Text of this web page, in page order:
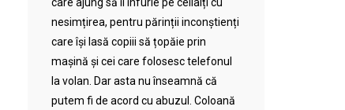
nesimțirea, pentru părinții inconștienți
care își lasă copiii să țopăie prin
mașină și cei care folosesc telefonul
la volan. Dar asta nu înseamnă că
putem fi de acord cu abuzul. Coloană